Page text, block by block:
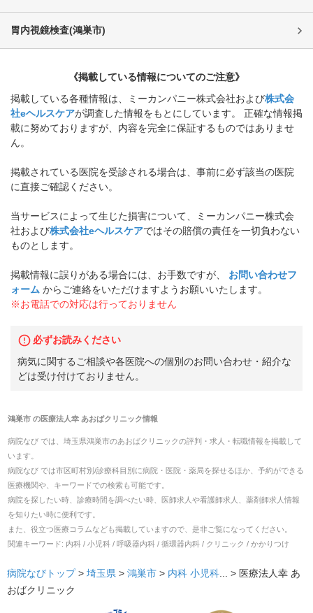
胃内視鏡検査(鴻巣市)
《掲載している情報についてのご注意》
掲載している各種情報は、ミーカンパニー株式会社および株式会
社eヘルスケアが調査した情報をもとにしています。 正確な情報掲
載に努めておりますが、内容を完全に保証するものではありませ
ん。
掲載されている医院を受診される場合は、事前に必ず該当の医院
に直接ご確認ください。
当サービスによって生じた損害について、ミーカンパニー株式会
社および株式会社eヘルスケアではその賠償の責任を一切負わない
ものとします。
掲載情報に誤りがある場合には、お手数ですが、
お問い合わせフ
ォーム からご連絡をいただけますようお願いいたします。
※お電話での対応は行っておりません
必ずお読みください
病気に関するご相談や各医院への個別のお問い合わせ・紹介な
どは受け付けておりません。
鴻巣市の医療法人幸 あおばクリニック情報
病院なび では、 埼玉県鴻巣市のあおばクリニックの評判・求人・転職情報を掲載して
います。
病院なび では市区町村別/診療科目別に病院・医院・薬局を探せるほか、予約ができる
医療機関や、キーワードでの検索も可能です。
病院を探したい時、診療時間を調べたい時、医師求人や看護師求人、薬剤師求人情報
を知りたい時に便利です。
また、役立つ医療コラムなども掲載していますので、是非ご覧になってください。
関連キーワード: 内科 / 小児科 / 呼吸器内科 / 循環器内科 / クリニック / かかりつけ
病院なびトップ > 埼玉県 > 鴻巣市 > 内科 小児科... > 医療法人幸 あ
おばクリニック